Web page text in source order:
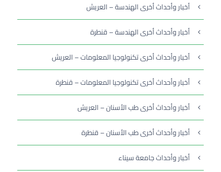
أخبار وأحداث أخرى الهندسة – العريش
أخبار وأحداث أخرى الهندسة – قنطرة
أخبار وأحداث أخرى تكنولوجيا المعلومات – العريش
أخبار وأحداث أخرى تكنولوجيا المعلومات – قنطرة
أخبار وأحداث أخرى طب الأسنان – العريش
أخبار وأحداث أخرى طب الأسنان – قنطرة
أخبار وأحداث جامعة سيناء